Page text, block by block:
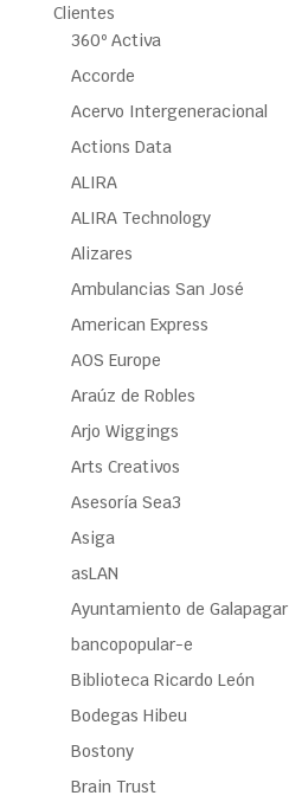
Clientes
360º Activa
Accorde
Acervo Intergeneracional
Actions Data
ALIRA
ALIRA Technology
Alizares
Ambulancias San José
American Express
AOS Europe
Araúz de Robles
Arjo Wiggings
Arts Creativos
Asesoría Sea3
Asiga
asLAN
Ayuntamiento de Galapagar
bancopopular-e
Biblioteca Ricardo León
Bodegas Hibeu
Bostony
Brain Trust